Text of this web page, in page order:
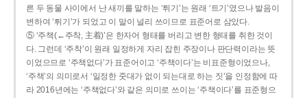
른 두 동물 사이에서 난 새끼를 말하는 ‘튀기’는 원래 ‘트기’였으나 발음이
변하여 ‘튀기’가 되었고 이 말이 널리 쓰이므로 표준어로 삼았다.
⑤ ‘주책(←주착, 主着)’은 한자어 형태를 버리고 변한 형태를 취한 것이
다. 그런데 ‘주착’이 원래 일정하게 자리 잡힌 주장이나 판단력이라는 뜻
이었으므로 ‘주책없다’가 표준어이고 ‘주책이다’는 비표준형이었으나,
‘주책’의 의미로서 ‘일정한 줏대가 없이 되는대로 하는 짓’을 인정함에 따
라 2016년에는 ‘주책없다’와 같은 의미로 쓰이는 ‘주책이다’를 표준형으